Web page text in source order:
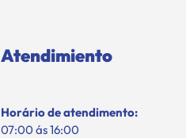
Atendimiento
Horário de atendimento:
07:00 ás 16:00